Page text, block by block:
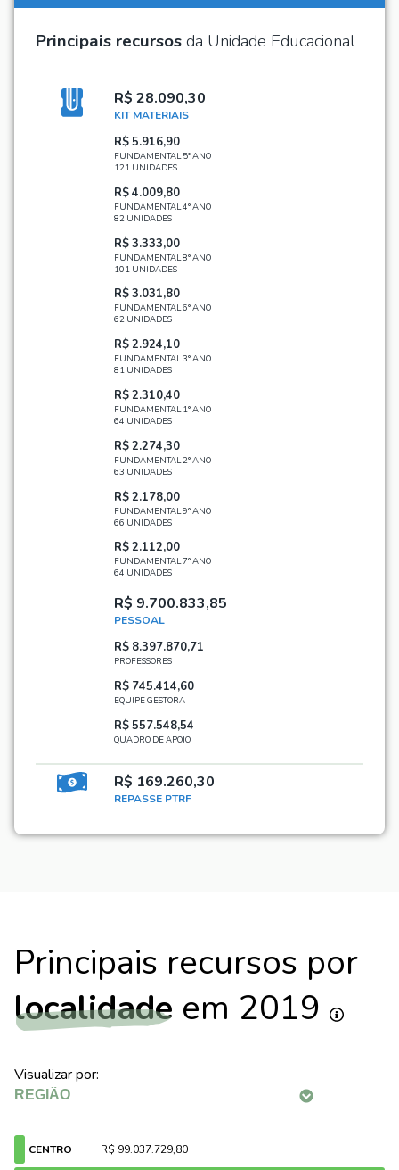
Principais recursosda Unidade Educacional
R$ 28.090,30
KIT MATERIAIS
R$ 5.916,90
FUNDAMENTAL 5° ANO
121 UNIDADES
R$ 4.009,80
FUNDAMENTAL 4° ANO
82 UNIDADES
R$ 3.333,00
FUNDAMENTAL 8° ANO
101 UNIDADES
R$ 3.031,80
FUNDAMENTAL 6° ANO
62 UNIDADES
R$ 2.924,10
FUNDAMENTAL 3° ANO
81 UNIDADES
R$ 2.310,40
FUNDAMENTAL 1° ANO
64 UNIDADES
R$ 2.274,30
FUNDAMENTAL 2° ANO
63 UNIDADES
R$ 2.178,00
FUNDAMENTAL 9° ANO
66 UNIDADES
R$ 2.112,00
FUNDAMENTAL 7° ANO
64 UNIDADES
R$ 9.700.833,85
PESSOAL
R$ 8.397.870,71
PROFESSORES
R$ 745.414,60
EQUIPE GESTORA
R$ 557.548,54
QUADRO DE APOIO
R$ 169.260,30
REPASSE PTRF
Principais recursos por
localidade em 2019
Visualizar por:
CENTRO R$ 99.037.729,80